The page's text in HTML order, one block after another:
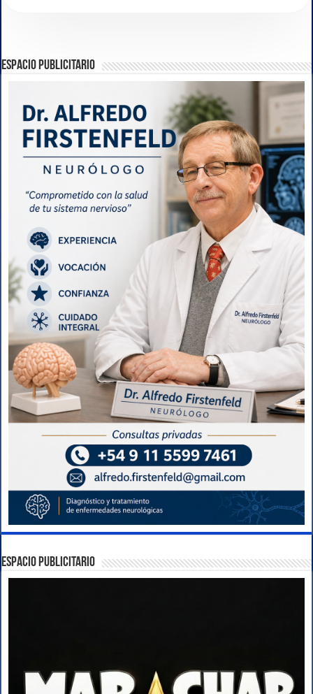
ESPACIO PUBLICITARIO
ESPACIO PUBLICITARIO